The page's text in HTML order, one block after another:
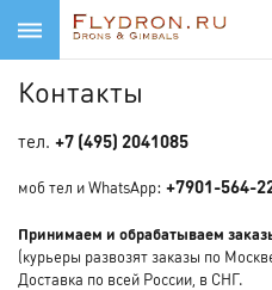
Контакты
тел. +7 (495) 2041085
моб тел и WhatsApp: +7901-564-
Принимаем и обрабатываем
(курьеры развозят заказы по
Доставка по всей России, в СНГ.